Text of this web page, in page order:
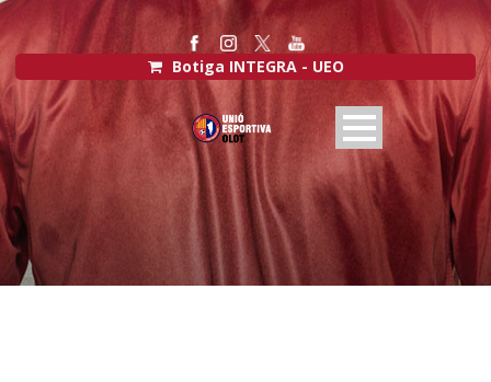
Botiga INTEGRA - UEO